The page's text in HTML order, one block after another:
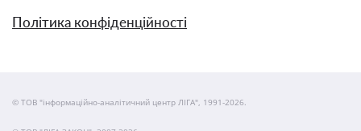
Політика конфіденційності
© ТОВ "інформаційно-аналітичний центр ЛІГА", 1991-2026.